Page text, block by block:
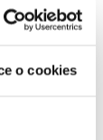
o cookies
&